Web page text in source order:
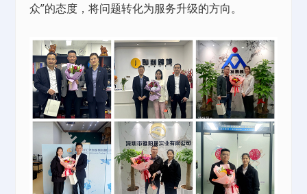
众”的态度，将问题转化为服务升级的方向。